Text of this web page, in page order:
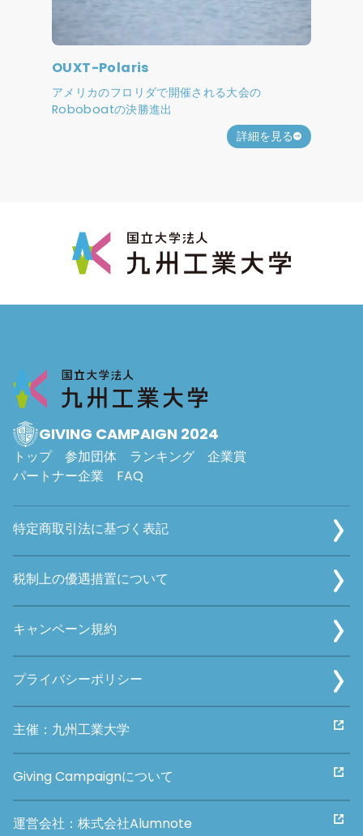
OUXT-Polaris
アメリカのフロリダで開催される大会の
Roboboatの決勝進出
詳細を見る
GIVING CAMPAIGN 2024
トップ 参加団体 ランキング
企業賞
パートナー企業
FAQ
特定商取引法に基づく表記
税制上の優遇措置について
キャンペーン規約
プライバシーポリシー
主催：九州工業大学
Giving Campaignについて
運営会社：株式会社Alumnote